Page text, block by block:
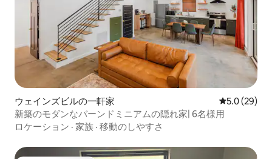
ウェインズビルの一軒家 レビュー29
5.0 (29)
新築のモダンなバーンドミニアムの隠れ家| 6名様用
ロケーション · 家族 · 移動のしやすさ